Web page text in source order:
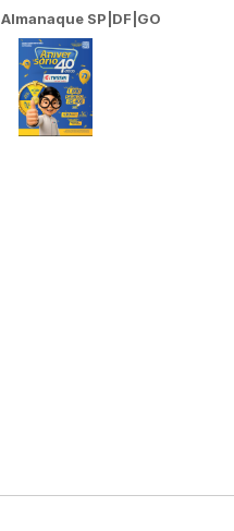
Almanaque SP|DF|GO